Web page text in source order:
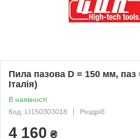
Пила пазова D = 150 мм, паз
Італія)
В наявності
Код: LI150303018
Роздріб
4 160 ₴